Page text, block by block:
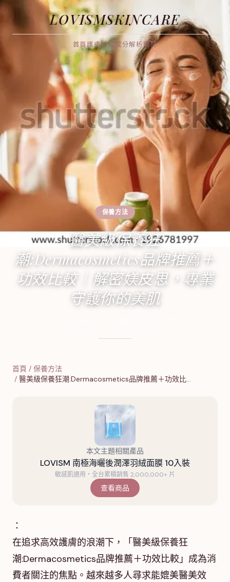
LOVISMSKINCARE
首頁護膚知識成分解析關於
保養方法
醫美級保養狂
潮:Dermacosmetics品牌推薦＋
功效比較｜解密媄皮思，專業
守護你的美肌
首頁 / 保養方法
/ 醫美級保養狂潮:Dermacosmetics品牌推薦＋功效比…
本文主題相關產品
LOVISM 南極海曬後潤澤羽絨面膜 10入裝
敏感肌適用・全台累積銷售 2,000,000+ 片
查看商品
：
在追求高效護膚的浪潮下，「醫美級保養狂
潮:Dermacosmetics品牌推薦＋功效比較」成為消
費者關注的焦點。越來越多人尋求能媲美醫美效